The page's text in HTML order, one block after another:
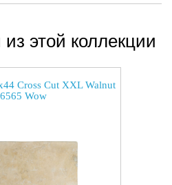
этой коллекции
Cross Cut XXL Walnut
Wow